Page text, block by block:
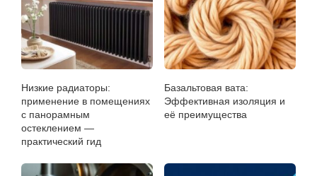
Низкие радиаторы:
применение в помещениях
с панорамным
остеклением —
практический гид
Базальтовая вата:
Эффективная изоляция и
её преимущества